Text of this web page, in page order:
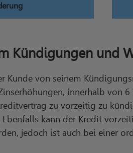
Kündigungen und
Kunde von seinem
innerhalb von
zu vorzeitig zu
kann der Kredit
jedoch ist auch bei einer